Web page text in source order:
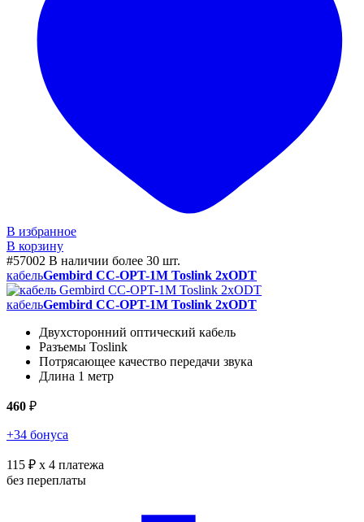
В избранное
В корзину
#57002 В наличии более 30 шт.
кабельGembird CC-OPT-1M Toslink 2xODT
кабельGembird CC-OPT-1M Toslink 2xODT
Двухсторонний оптический кабель
Разъемы Toslink
Потрясающее качество передачи звука
Длина 1 метр
460 ₽
+34 бонуса
115 ₽ x 4 платежа
без переплаты